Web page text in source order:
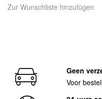
Zur Wunschliste hinzufügen
Geen
Voor